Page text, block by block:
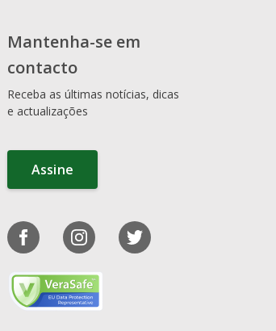
Mantenha-se em
contacto
Receba as últimas notícias, dicas
e actualizações
Assine